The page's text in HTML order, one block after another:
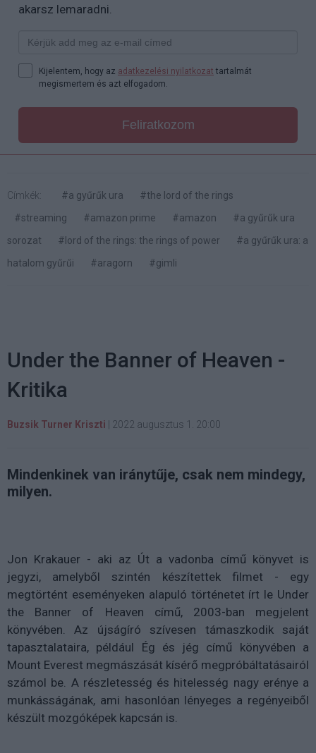
akarsz lemaradni.
Kijelentem, hogy az adatkezelési nyilatkozat tartalmát
megismertem és azt elfogadom.
Feliratkozom
Címkék: #a gyűrűk ura
#the lord of the rings
#streaming
#amazon prime #amazon
#a gyűrűk ura
sorozat
#lord of the rings: the rings of power
#a gyűrűk ura: a
hatalom gyűrűi
#aragorn #gimli
Under the Banner of Heaven -
Kritika
Buzsik Turner Kriszti 2022 augusztus 1. 20:00
Mindenkinek van iránytűje, csak nem mindegy,
milyen.
Jon Krakauer - aki az Út a vadonba című könyvet is
jegyzi, amelyből szintén készítettek filmet - egy
megtörtént eseményeken alapuló történetet írt le Under
the Banner of Heaven című, 2003-ban megjelent
könyvében. Az újságíró szívesen támaszkodik saját
tapasztalataira, például Ég és jég című könyvében a
Mount Everest megmászását kísérő megpróbáltatásairól
számol be. A részletesség és hitelesség nagy erénye a
munkásságának, ami hasonlóan lényeges a regényeiből
készült mozgóképek kapcsán is.